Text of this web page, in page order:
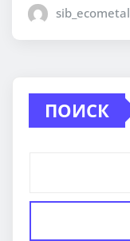
sib_ecometal
ПОИСК